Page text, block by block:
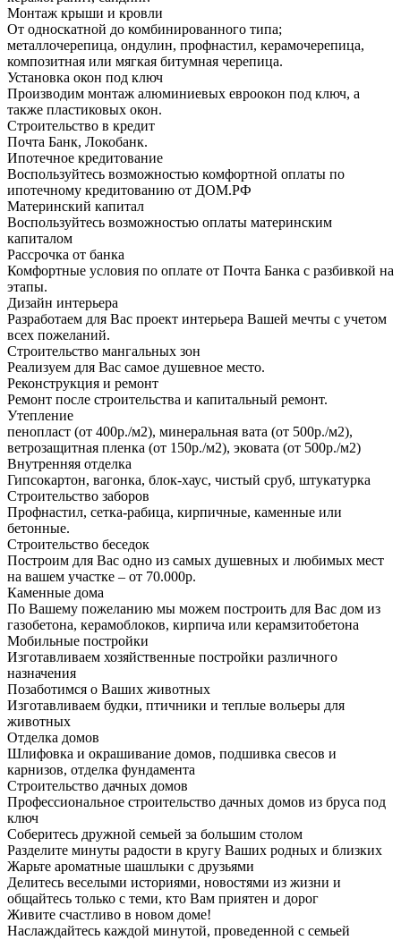
Монтаж крыши и кровли
От односкатной до комбинированного типа;
металлочерепица, ондулин, профнастил, керамочерепица,
композитная или мягкая битумная черепица.
Установка окон под ключ
Производим монтаж алюминиевых евроокон под ключ, а
также пластиковых окон.
Строительство в кредит
Почта Банк, Локобанк.
Ипотечное кредитование
Воспользуйтесь возможностью комфортной оплаты по
ипотечному кредитованию от ДОМ.РФ
Материнский капитал
Воспользуйтесь возможностью оплаты материнским
капиталом
Рассрочка от банка
Комфортные условия по оплате от Почта Банка с разбивкой на
этапы.
Дизайн интерьера
Разработаем для Вас проект интерьера Вашей мечты с учетом
всех пожеланий.
Строительство мангальных зон
Реализуем для Вас самое душевное место.
Реконструкция и ремонт
Ремонт после строительства и капитальный ремонт.
Утепление
пенопласт (от 400р./м2), минеральная вата (от 500р./м2),
ветрозащитная пленка (от 150р./м2), эковата (от 500р./м2)
Внутренняя отделка
Гипсокартон, вагонка, блок-хаус, чистый сруб, штукатурка
Строительство заборов
Профнастил, сетка-рабица, кирпичные, каменные или
бетонные.
Строительство беседок
Построим для Вас одно из самых душевных и любимых мест
на вашем участке – от 70.000р.
Каменные дома
По Вашему пожеланию мы можем построить для Вас дом из
газобетона, керамоблоков, кирпича или керамзитобетона
Мобильные постройки
Изготавливаем хозяйственные постройки различного
назначения
Позаботимся о Ваших животных
Изготавливаем будки, птичники и теплые вольеры для
животных
Отделка домов
Шлифовка и окрашивание домов, подшивка свесов и
карнизов, отделка фундамента
Строительство дачных домов
Профессиональное строительство дачных домов из бруса под
ключ
Соберитесь дружной семьей за большим столом
Разделите минуты радости в кругу Ваших родных и близких
Жарьте ароматные шашлыки с друзьями
Делитесь веселыми историями, новостями из жизни и
общайтесь только с теми, кто Вам приятен и дорог
Живите счастливо в новом доме!
Наслаждайтесь каждой минутой, проведенной с семьей